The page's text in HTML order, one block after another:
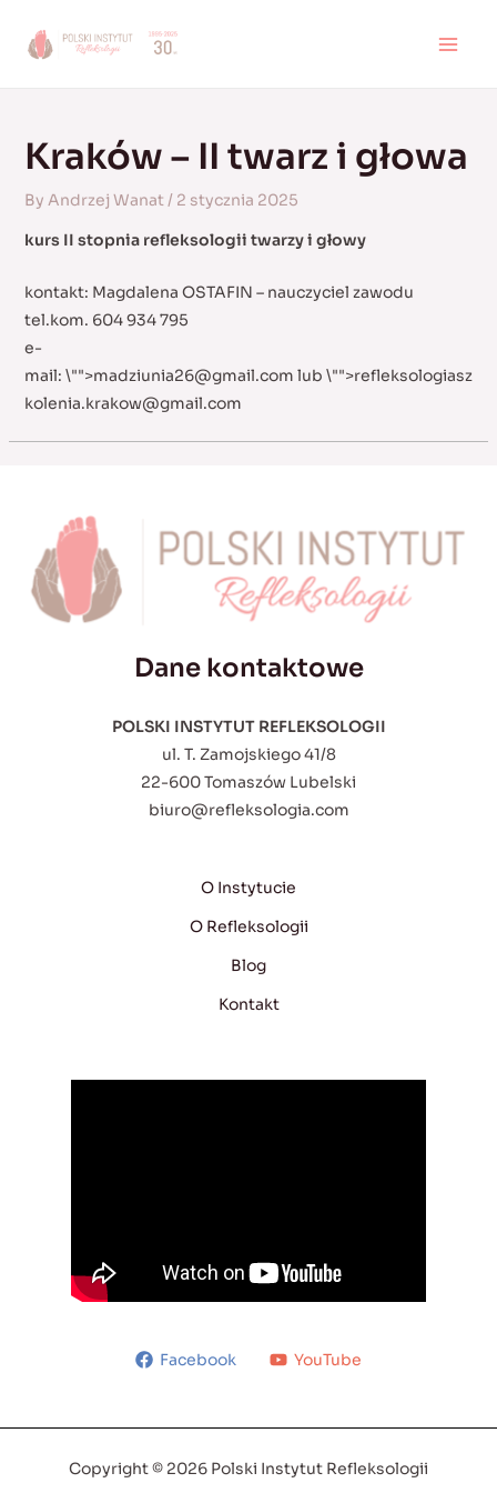
Kraków – II twarz i głowa
By Andrzej Wanat/ 2 stycznia 2025
kurs II stopnia refleksologii twarzy i głowy
kontakt: Magdalena OSTAFIN – nauczyciel zawodu
tel.kom. 604 934 795
e-
mail: \"">madziunia26@gmail.com lub \"">refleksologiasz
kolenia.krakow@gmail.com
Dane kontaktowe
POLSKI INSTYTUT REFLEKSOLOGII
ul. T. Zamojskiego 41/8
22-600 Tomaszów Lubelski
biuro@refleksologia.com
O Instytucie
O Refleksologii
Blog
Kontakt
Facebook YouTube
Copyright © 2026 Polski Instytut Refleksologii